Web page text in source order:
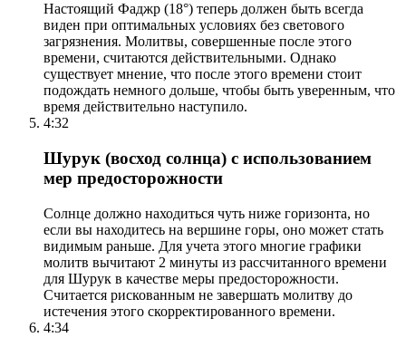
Настоящий Фаджр (18°) теперь должен быть всегда
виден при оптимальных условиях без светового
загрязнения. Молитвы, совершенные после этого
времени, считаются действительными. Однако
существует мнение, что после этого времени стоит
подождать немного дольше, чтобы быть уверенным, что
время действительно наступило.
4:32
Шурук (восход солнца) с использованием
мер предосторожности
Солнце должно находиться чуть ниже горизонта, но
если вы находитесь на вершине горы, оно может стать
видимым раньше. Для учета этого многие графики
молитв вычитают 2 минуты из рассчитанного времени
для Шурук в качестве меры предосторожности.
Считается рискованным не завершать молитву до
истечения этого скорректированного времени.
4:34